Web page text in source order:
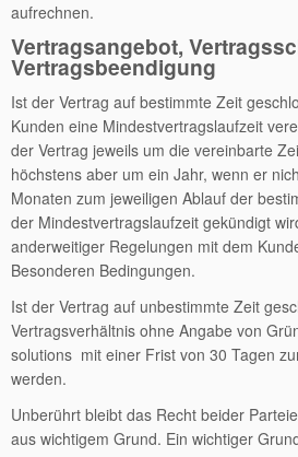
aufrechnen.
Vertragsangebot,
Vertragsbeendigung
Ist der Vertrag auf bestimmte Zeit
Kunden eine Mindestvertragslaufzeit
der Vertrag jeweils um die vereinbarte
höchstens aber um ein Jahr, wenn er
Monaten zum jeweiligen Ablauf der
der Mindestvertragslaufzeit gekündigt
anderweitiger Regelungen mit dem
Besonderen Bedingungen.
Ist der Vertrag auf unbestimmte Zeit
Vertragsverhältnis ohne Angabe von
solutions mit einer Frist von 30 Tagen
werden.
Unberührt bleibt das Recht beider
aus wichtigem Grund. Ein wichtiger